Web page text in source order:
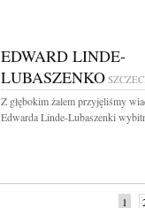
EDWARD LINDE-
LUBASZENKO
Z głębokim żalem przyjęliśmy
Edwarda Linde-Lubaszenki
1